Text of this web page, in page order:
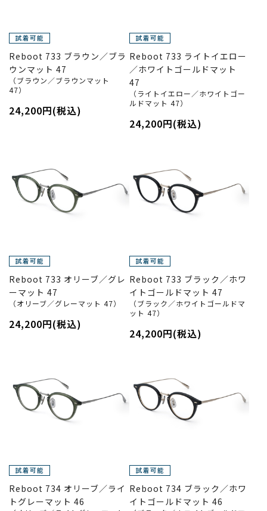
Reboot 733 ブラウン／ブラ
ウンマット 47
（ブラウン／ブラウンマット
47）
24,200円(税込)
Reboot 733 ライトイエロー
／ホワイトゴールドマット
47
（ライトイエロー／ホワイトゴー
ルドマット 47）
24,200円(税込)
Reboot 733 オリーブ／グレ
ーマット 47
（オリーブ／グレーマット 47）
24,200円(税込)
Reboot 733 ブラック／ホワ
イトゴールドマット 47
（ブラック／ホワイトゴールドマ
ット 47）
24,200円(税込)
Reboot 734 オリーブ／ライ
トグレーマット 46
Reboot 734 ブラック／ホワ
イトゴールドマット 46